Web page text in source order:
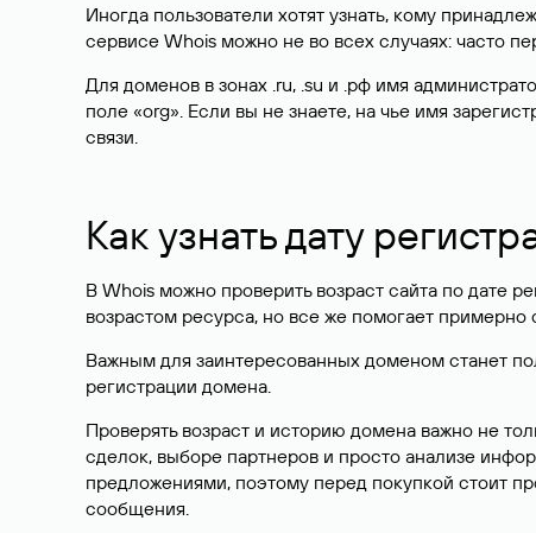
Иногда пользователи хотят узнать, кому
сервисе Whois можно не во всех случаях: часто
Для доменов в зонах .ru, .su и .рф имя
поле «org». Если вы не знаете, на чье имя
связи.
Как узнать дату
В Whois можно проверить возраст сайта по дате
возрастом ресурса, но все же помогает примерно
Важным для заинтересованных доменом станет
регистрации домена.
Проверять возраст и историю домена важно не
сделок, выборе партнеров и просто анализе
предложениями, поэтому перед покупкой стоит
сообщения.